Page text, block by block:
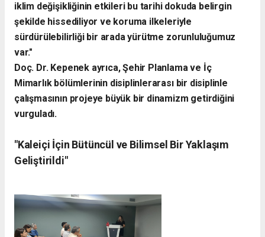
iklim değişikliğinin etkileri bu tarihi dokuda belirgin
şekilde hissediliyor ve koruma ilkeleriyle
sürdürülebilirliği bir arada yürütme zorunluluğumuz
var."
​Doç. Dr. Kepenek ayrıca, Şehir Planlama ve İç
Mimarlık bölümlerinin disiplinlerarası bir disiplinle
çalışmasının projeye büyük bir dinamizm getirdiğini
vurguladı.
​"Kaleiçi İçin Bütüncül ve Bilimsel Bir Yaklaşım
Geliştirildi"